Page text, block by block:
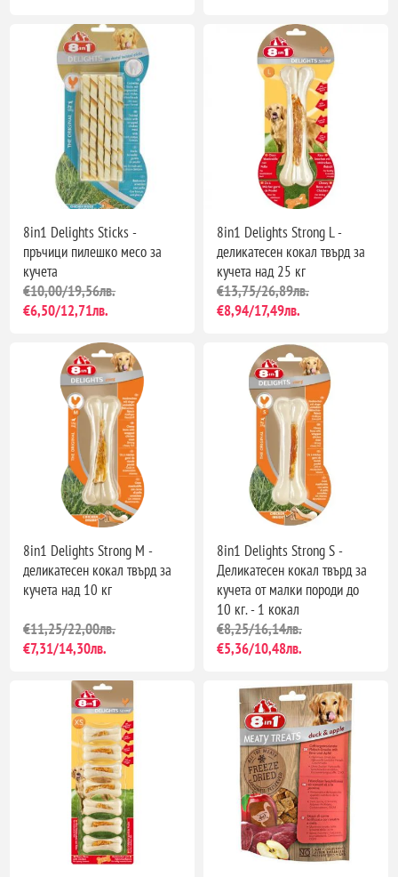
8in1 Delights Sticks -
пръчици пилешко месо за
кучета
€10,00/19,56лв.
€6,50/12,71лв.
8in1 Delights Strong L -
деликатесен кокал твърд за
кучета над 25 кг
€13,75/26,89лв.
€8,94/17,49лв.
8in1 Delights Strong M -
деликатесен кокал твърд за
кучета над 10 кг
€11,25/22,00лв.
€7,31/14,30лв.
8in1 Delights Strong S -
Деликатесен кокал твърд за
кучета от малки породи до
10 кг. - 1 кокал
€8,25/16,14лв.
€5,36/10,48лв.